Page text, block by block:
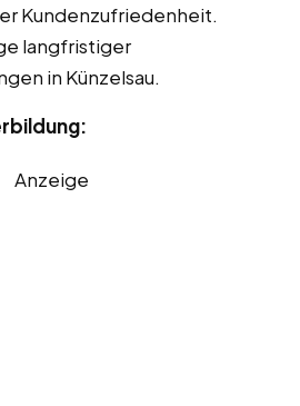
Kundenzufriedenheit.
langfristiger
in Künzelsau.
Anzeige